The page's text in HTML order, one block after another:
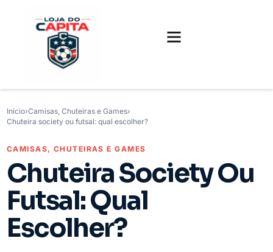
Início›Camisas, Chuteiras e Games›
Chuteira society ou futsal: qual escolher?
CAMISAS, CHUTEIRAS E GAMES
Chuteira Society Ou
Futsal: Qual
Escolher?